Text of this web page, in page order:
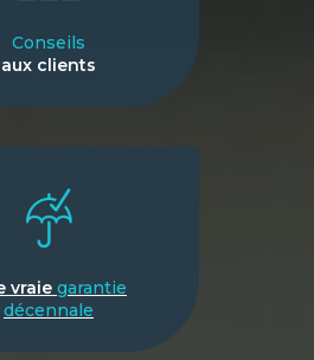
Conseils
aux clients
vraie garantie
décennale